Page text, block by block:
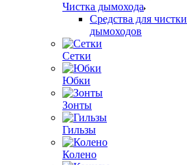
Чистка дымохода
Средства для чистки
дымоходов
Сетки
Юбки
Зонты
Гильзы
Колено